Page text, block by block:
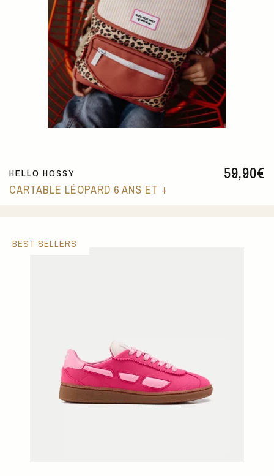
59,90€
HELLO HOSSY
CARTABLE LÉOPARD 6 ANS ET +
BEST SELLERS